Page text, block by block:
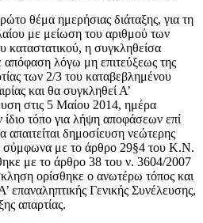
θέμα ημερήσιας διάταξης, για τη
με μείωση του αριθμού των
καταστατικού, η συγκληθείσα
απόφαση λόγω μη επιτεύξεως της
των 2/3 του καταβεβλημένου
και θα συγκληθεί Α’
στις 5 Μαίου 2014, ημέρα
τόπο για λήψη αποφάσεων επί
δημοσίευση νεώτερης
σύμφωνα με το άρθρο 29§4 του Κ.Ν.
με το άρθρο 38 του ν. 3604/2007
ορίσθηκε ο ανωτέρω τόπος και
επαναληπτικής Γενικής Συνέλευσης,
απαρτίας.